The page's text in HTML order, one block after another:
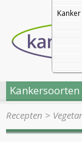
Kankersoorten
Recepten >